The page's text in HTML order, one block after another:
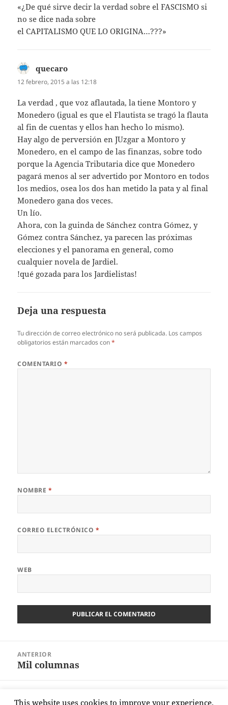
«¿De qué sirve decir la verdad sobre el FASCISMO si
no se dice nada sobre
el CAPITALISMO QUE LO ORIGINA…???»
quecaro
12 febrero, 2015 a las 12:18
La verdad , que voz aflautada, la tiene Montoro y
Monedero (igual es que el Flautista se tragó la flauta
al fin de cuentas y ellos han hecho lo mismo).
Hay algo de perversión en JUzgar a Montoro y
Monedero, en el campo de las finanzas, sobre todo
porque la Agencia Tributaria dice que Monedero
pagará menos al ser advertido por Montoro en todos
los medios, osea los dos han metido la pata y al final
Monedero gana dos veces.
Un lío.
Ahora, con la guinda de Sánchez contra Gómez, y
Gómez contra Sánchez, ya parecen las próximas
elecciones y el panorama en general, como
cualquier novela de Jardiel.
!qué gozada para los Jardielistas!
Deja una respuesta
Tu dirección de correo electrónico no será publicada. Los campos
obligatorios están marcados con*
COMENTARIO *
NOMBRE *
CORREO ELECTRÓNICO *
WEB
entradas
ANTERIOR
Entrada
Mil columnas
This website uses cookies to improve your experience.